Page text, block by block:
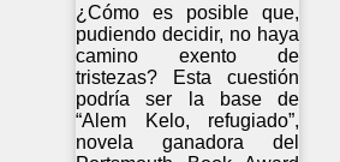
¿Cómo es posible que,
pudiendo decidir, no haya
camino exento de
tristezas? Esta cuestión
podría ser la base de
“Alem Kelo, refugiado”,
novela ganadora del